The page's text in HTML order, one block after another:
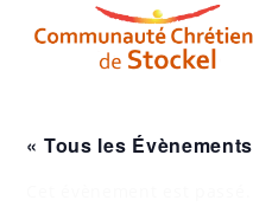
« Tous les Évènements